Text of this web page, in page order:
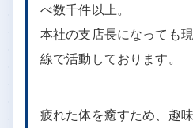
べ数千件以上。
本社の支店長になっても
線で活動しております。
疲れた体を癒すため、趣